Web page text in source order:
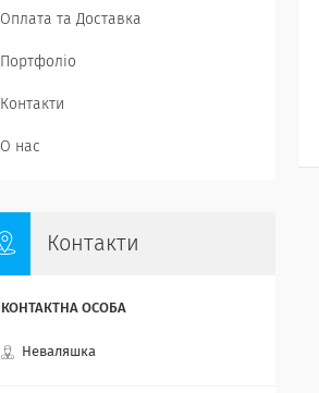
Оплата та Доставка
Портфоліо
Контакти
О нас
Контакти
Неваляшка